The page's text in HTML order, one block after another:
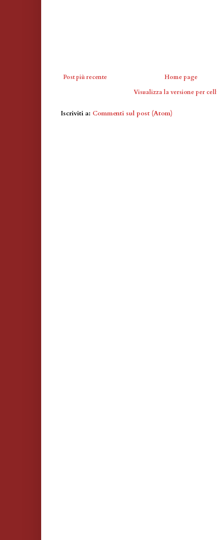
Post più recente
Home page
Visualizza la versione per
Iscriviti a: Commenti sul post (Atom)